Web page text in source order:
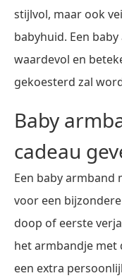
stijlvol, maar ook
babyhuid. Een
waardevol en
gekoesterd zal
Baby
cadeau
Een baby armband
voor een
doop of eerste
het armbandje met
een extra